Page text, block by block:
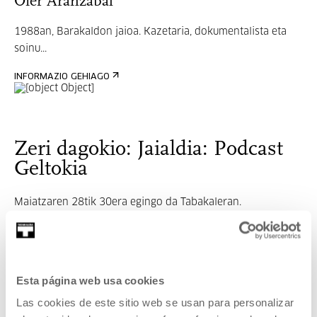
Esta página web usa cookies
Las cookies de este sitio web se usan para personalizar
1988an, Barakaldon jaioa. Kazetaria, dokumentalista eta
soinu...
INFORMAZIO GEHIAGO
Zeri dagokio: Jaialdia: Podcast
Geltokia
Maiatzaren 28tik 30era egingo da Tabakaleran.
Formakuntza saioak, industriari zuzendutako topaketak,
entzunaldi kolektiboak eta zuzeneko podcastak izango